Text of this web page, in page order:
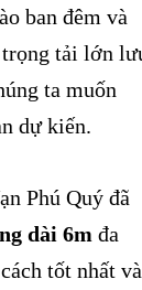
ban đêm và
trọng tải lớn
ta muốn
dự kiến.
Phú Quý đã
dài 6m đa
tốt nhất và